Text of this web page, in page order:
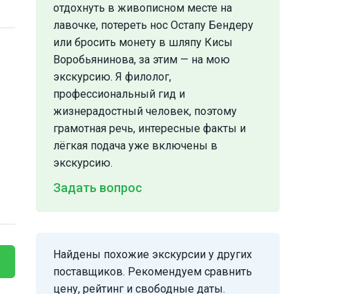
отдохнуть в живописном месте на
лавочке, потереть нос Остапу Бендеру
или бросить монету в шляпу Кисы
Воробьянинова, за этим — на мою
экскурсию. Я филолог,
профессиональный гид и
жизнерадостный человек, поэтому
грамотная речь, интересные факты и
лёгкая подача уже включены в
экскурсию.
Задать вопрос
Найдены похожие экскурсии у других
поставщиков. Рекомендуем сравнить
цену, рейтинг и свободные даты.